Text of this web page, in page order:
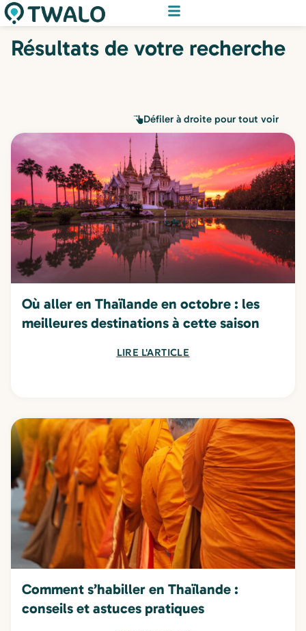
Résultats de votre recherche
Défiler à droite pour tout voir
Où aller en Thaïlande en octobre : les
meilleures destinations à cette saison
LIRE L'ARTICLE
Comment s’habiller en Thaïlande :
conseils et astuces pratiques